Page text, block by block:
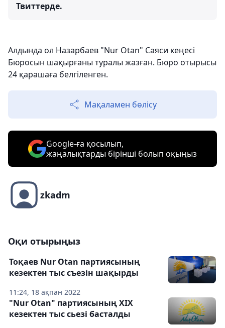
Твиттерде.
Алдында ол Назарбаев "Nur Otan" Саяси кеңесі
Бюросын шақырғаны туралы жазған. Бюро отырысы
24 қарашаға белгіленген.
Мақаламен бөлісу
Google-ға қосылып,
жаңалықтарды бірінші болып оқыңыз
zkadm
Оқи отырыңыз
11:24, 18 ақпан 2022
Тоқаев Nur Otan партиясының
кезектен тыс съезін шақырды
"Nur Otan" партиясының XIX
кезектен тыс сьезі басталды